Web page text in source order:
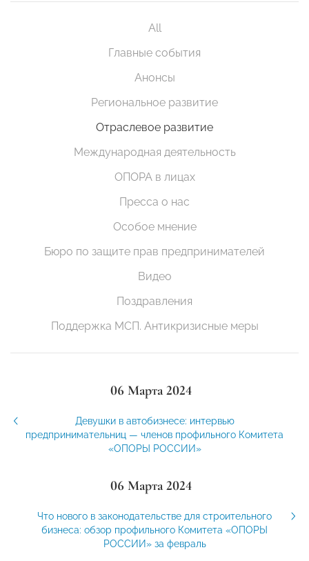
All
Главные события
Анонсы
Региональное развитие
Отраслевое развитие
Международная деятельность
ОПОРА в лицах
Пресса о нас
Особое мнение
Бюро по защите прав предпринимателей
Видео
Поздравления
Поддержка МСП. Антикризисные меры
06 Марта 2024
Девушки в автобизнесе: интервью
предпринимательниц — членов профильного Комитета
«ОПОРЫ РОССИИ»
06 Марта 2024
Что нового в законодательстве для строительного
бизнеса: обзор профильного Комитета «ОПОРЫ
РОССИИ» за февраль